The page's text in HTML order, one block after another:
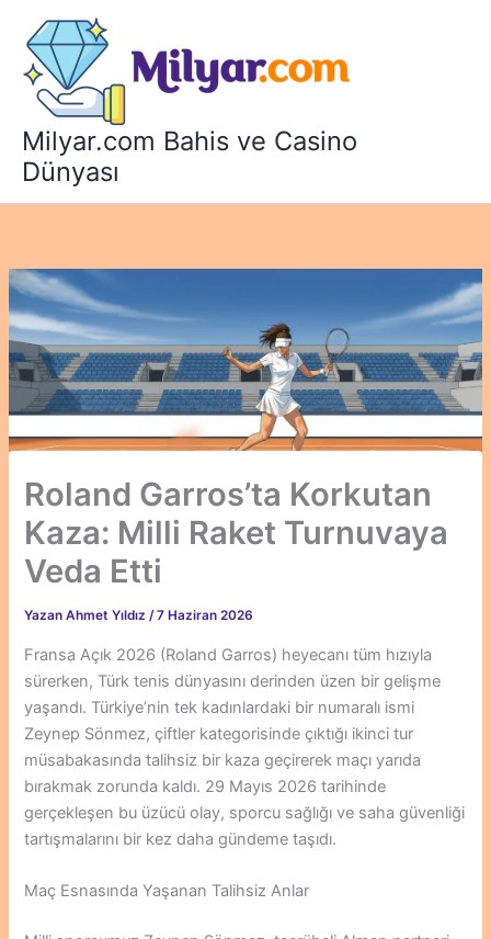
Milyar.com Bahis ve Casino
Dünyası
Roland Garros’ta Korkutan
Kaza: Milli Raket Turnuvaya
Veda Etti
Yazan Ahmet Yıldız/7 Haziran 2026
Fransa Açık 2026 (Roland Garros) heyecanı tüm hızıyla
sürerken, Türk tenis dünyasını derinden üzen bir gelişme
yaşandı. Türkiye’nin tek kadınlardaki bir numaralı ismi
Zeynep Sönmez, çiftler kategorisinde çıktığı ikinci tur
müsabakasında talihsiz bir kaza geçirerek maçı yarıda
bırakmak zorunda kaldı. 29 Mayıs 2026 tarihinde
gerçekleşen bu üzücü olay, sporcu sağlığı ve saha güvenliği
tartışmalarını bir kez daha gündeme taşıdı.
Maç Esnasında Yaşanan Talihsiz Anlar